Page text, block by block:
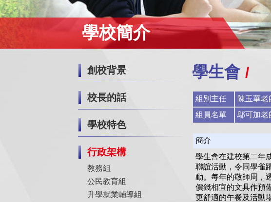
學校簡介
創校背景
校長的話
學校特色
行政架構
教務組
公民教育組
升學就業輔導組
學生會
組別主任
陳玉華老
組員名單
鄔可加老
簡介
學生會在建校第二年
聯誼活動，令同學雀
動。每年的敬師周，
價錢相宜的文具作預
更舒適的午餐及活動